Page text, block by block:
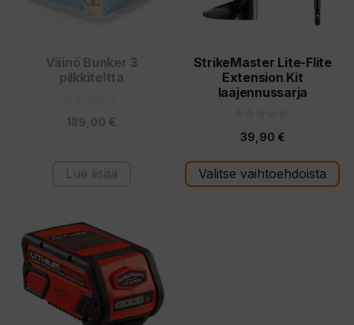
Väinö Bunker 3
pilkkiteltta
ä
189,00 €
Lue lisää
StrikeMaster Lite-Flite
Extension Kit
laajennussarja
s
t
ä
39,90 €
Valitse vaihtoehdoista
tehdä
tuotteen